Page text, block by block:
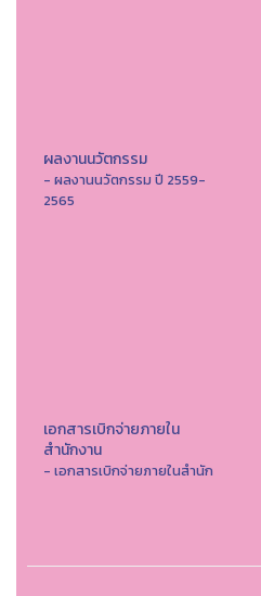
ผลงานนวัตกรรม
- ผลงานนวัตกรรม ปี 2559-
2565
เอกสารเบิกจ่ายภายใน
สำนักงาน
- เอกสารเบิกจ่ายภายในสำนัก